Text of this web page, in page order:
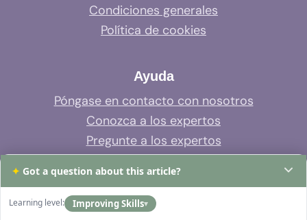
Condiciones generales
Política de cookies
Ayuda
Póngase en contacto con nosotros
Conozca a los expertos
Pregunte a los expertos
Soporte del sistema
Preguntas frecuentes
✦ Got a question about this article?
Learning level: Improving Skills▾